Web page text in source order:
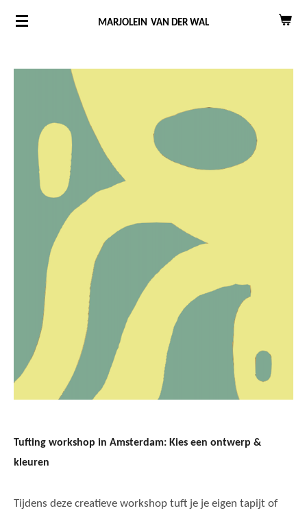
Ga
MARJOLEIN VAN DER WAL
Tufting workshop in Amsterdam: Kies een ontwerp &
kleuren
Tijdens deze creatieve workshop tuft je je eigen tapijt of